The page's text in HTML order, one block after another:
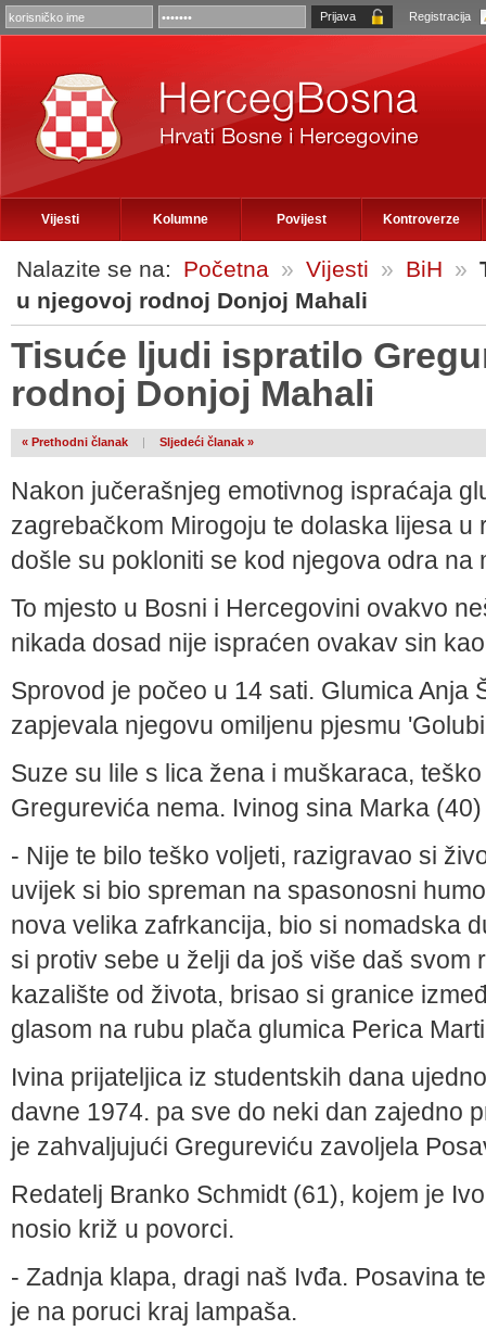
Registracija
Vijesti Kolumne Povijest Kontroverze
Nalazite se na: Početna » Vijesti » BiH »
u njegovoj rodnoj Donjoj Mahali
Tisuće ljudi ispratilo
rodnoj Donjoj Mahali
« Prethodni članak | Sljedeći članak »
Nakon jučerašnjeg emotivnog ispraćaja
zagrebačkom Mirogoju te dolaska lijesa u
došle su pokloniti se kod njegova odra na
To mjesto u Bosni i Hercegovini ovakvo
nikada dosad nije ispraćen ovakav sin
Sprovod je počeo u 14 sati. Glumica Anja
zapjevala njegovu omiljenu pjesmu
Suze su lile s lica žena i muškaraca,
Gregurevića nema. Ivinog sina Marka
- Nije te bilo teško voljeti, razigravao si
uvijek si bio spreman na spasonosni
nova velika zafrkancija, bio si nomadska
si protiv sebe u želji da još više daš svom
kazalište od života, brisao si granice
glasom na rubu plača glumica Perica
Ivina prijateljica iz studentskih dana
davne 1974. pa sve do neki dan zajedno
je zahvaljujući Gregureviću zavoljela
Redatelj Branko Schmidt (61), kojem je
nosio križ u povorci.
- Zadnja klapa, dragi naš Ivđa. Posavina
je na poruci kraj lampaša.